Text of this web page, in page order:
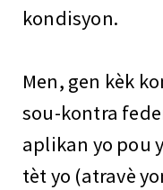
kondisyon.
Men, gen kèk
sou-kontra
aplikan yo pou
tèt yo (atravè